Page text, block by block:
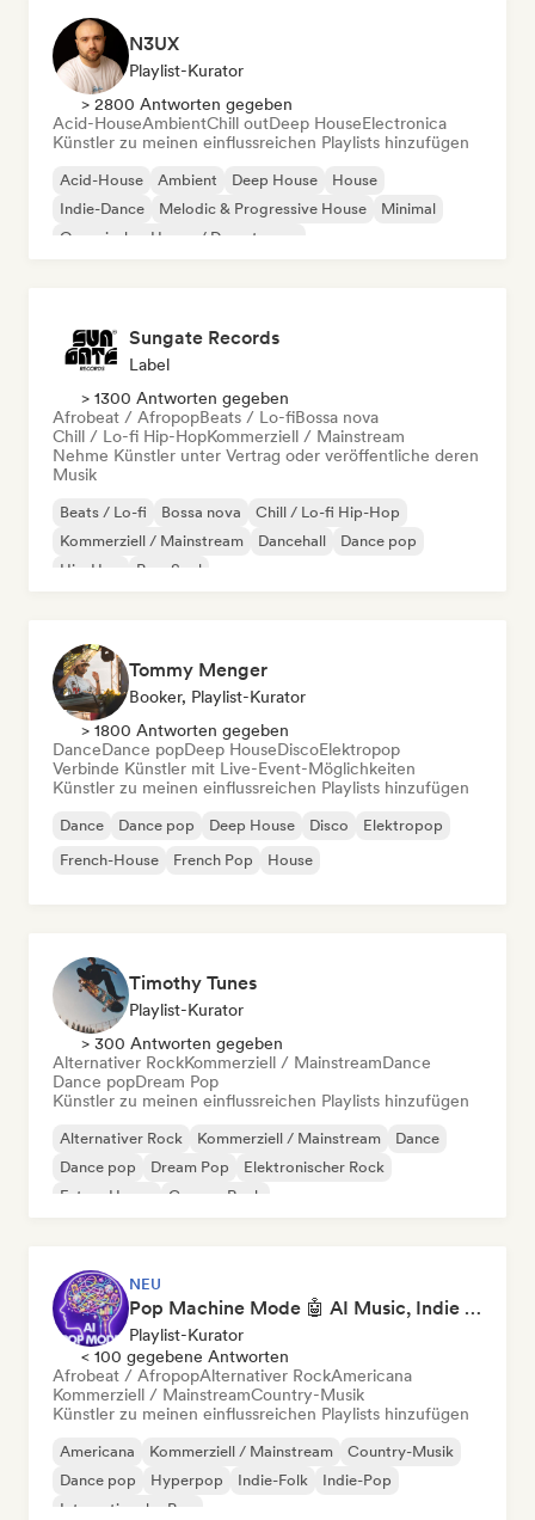
N3UX
Playlist-Kurator
> 2800 Antworten gegeben
Acid-HouseAmbientChill outDeep HouseElectronica
Künstler zu meinen einflussreichen Playlists hinzufügen
Acid-House Ambient Deep House
House
Indie-Dance
Melodic & Progressive House
Minimal
Organischer House / Downtempo
Sungate Records
Label
> 1300 Antworten gegeben
Afrobeat / AfropopBeats / Lo-fiBossa nova
Chill / Lo-fi Hip-HopKommerziell / Mainstream
Nehme Künstler unter Vertrag oder veröffentliche deren
Musik
Beats / Lo-fi Bossa nova
Chill / Lo-fi Hip-Hop
Kommerziell / Mainstream
Dancehall
Dance pop
Hip-Hop
Pop-Soul
Tommy Menger
Booker, Playlist-Kurator
> 1800 Antworten gegeben
DanceDance popDeep HouseDiscoElektropop
Verbinde Künstler mit Live-Event-Möglichkeiten
Künstler zu meinen einflussreichen Playlists hinzufügen
Dance Dance pop Deep House Disco
Elektropop
French-House
French Pop House
Timothy Tunes
Playlist-Kurator
> 300 Antworten gegeben
Alternativer RockKommerziell / MainstreamDance
Dance popDream Pop
Künstler zu meinen einflussreichen Playlists hinzufügen
Alternativer Rock Kommerziell / Mainstream
Dance
Dance pop
Dream Pop
Elektronischer Rock
Future House
Garage-Rock
NEU
Pop Machine Mode 🤖 AI Music, Indie Pop & Dream Pop
Playlist-Kurator
< 100 gegebene Antworten
Afrobeat / AfropopAlternativer RockAmericana
Kommerziell / MainstreamCountry-Musik
Künstler zu meinen einflussreichen Playlists hinzufügen
Americana Kommerziell / Mainstream
Country-Musik
Dance pop
Hyperpop Indie-Folk
Indie-Pop
Internationaler Pop